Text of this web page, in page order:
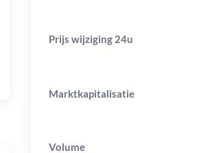
Prijs wijziging 24u
Marktkapitalisatie
Volume